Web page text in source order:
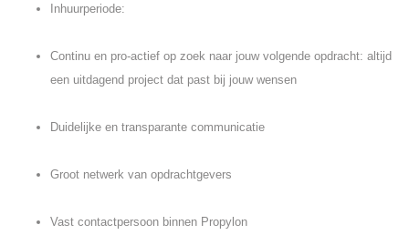
Inhuurperiode:
Continu en pro-actief op zoek naar jouw volgende opdracht: altijd
een uitdagend project dat past bij jouw wensen
Duidelijke en transparante communicatie
Groot netwerk van opdrachtgevers
Vast contactpersoon binnen Propylon